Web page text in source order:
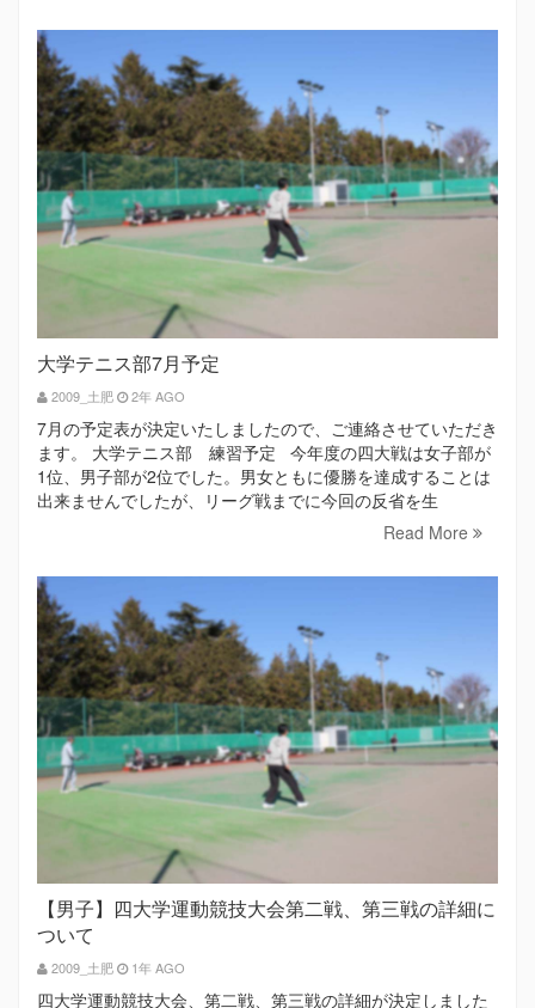
大学テニス部7月予定
2009_土肥 2年 AGO
7月の予定表が決定いたしましたので、ご連絡させていただき
ます。 大学テニス部 練習予定 今年度の四大戦は女子部が
1位、男子部が2位でした。男女ともに優勝を達成することは
出来ませんでしたが、リーグ戦までに今回の反省を生
Read More
【男子】四大学運動競技大会第二戦、第三戦の詳細に
ついて
2009_土肥 1年 AGO
四大学運動競技大会、第二戦、第三戦の詳細が決定しました